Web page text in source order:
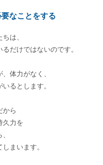
なことをする
は、
だけではないのです。
体力がなく、
るとします。
から
久力を
まいます。